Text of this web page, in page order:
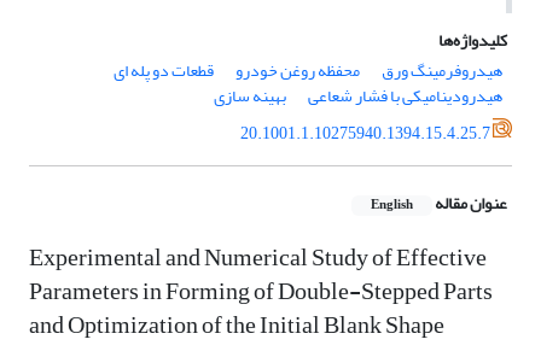
کلیدواژه‌ها
هیدروفرمینگ ورق
محفظه روغن خودرو قطعات دو پله ای
هیدرودینامیکی با فشار شعاعی
بهینه سازی
20.1001.1.10275940.1394.15.4.25.7
عنوان مقاله English
Experimental and Numerical Study of Effective
Parameters in Forming of Double-Stepped Parts
and Optimization of the Initial Blank Shape